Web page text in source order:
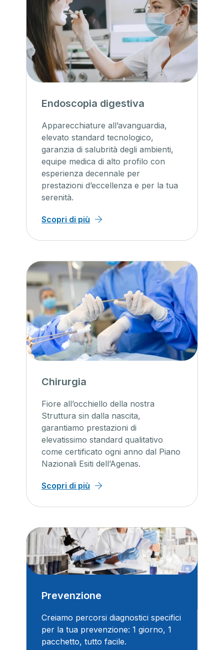
Endoscopia digestiva
Apparecchiature all’avanguardia,
elevato standard tecnologico,
garanzia di salubrità degli ambienti,
equipe medica di alto profilo con
esperienza decennale per
prestazioni d’eccellenza e per la tua
serenità.
Scopri di più
Chirurgia
Fiore all’occhiello della nostra
Struttura sin dalla nascita,
garantiamo prestazioni di
elevatissimo standard qualitativo
come certificato ogni anno dal Piano
Nazionali Esiti dell’Agenas.
Scopri di più
Prevenzione
Creiamo percorsi diagnostici specifici
per la tua prevenzione: 1 giorno, 1
pacchetto, tutto facile.